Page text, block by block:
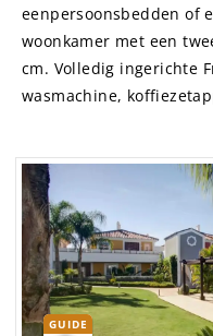
eenpersoonsbedden of
woonkamer met een
cm. Volledig ingerichte
wasmachine,
GUIDE